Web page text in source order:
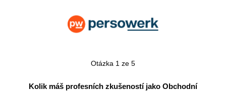
Otázka 1 ze 5
Kolik máš profesních zkušeností jako Obchodní